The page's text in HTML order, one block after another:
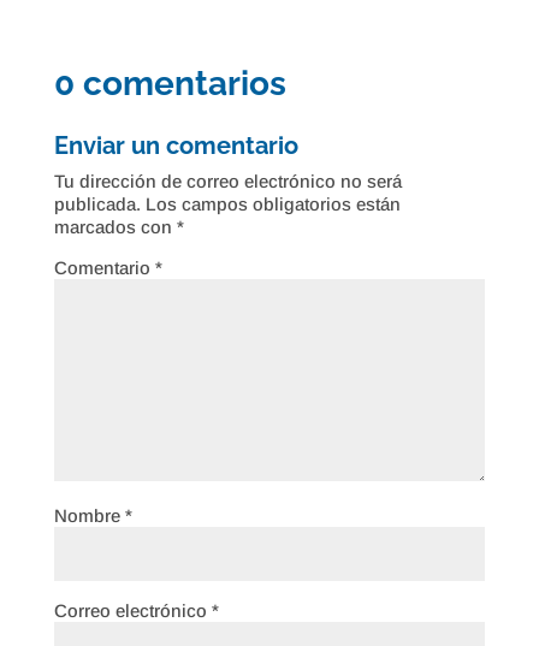
0 comentarios
Enviar un comentario
Tu dirección de correo electrónico no será
publicada. Los campos obligatorios están
marcados con *
Comentario *
Nombre *
Correo electrónico *